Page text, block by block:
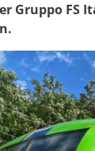
Gruppo FS